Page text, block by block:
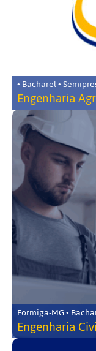
• Bacharel •
Engenharia
Formiga-MG •
Engenharia